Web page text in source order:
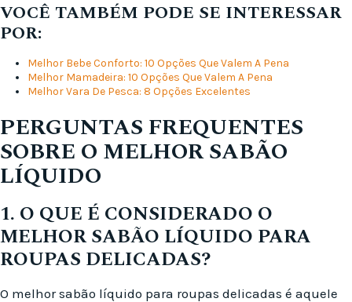
VOCÊ TAMBÉM PODE SE INTERESSAR
POR:
Melhor Bebe Conforto: 10 Opções Que Valem A Pena
Melhor Mamadeira: 10 Opções Que Valem A Pena
Melhor Vara De Pesca: 8 Opções Excelentes
PERGUNTAS FREQUENTES
SOBRE O MELHOR SABÃO
LÍQUIDO
1. O QUE É CONSIDERADO O
MELHOR SABÃO LÍQUIDO PARA
ROUPAS DELICADAS?
O melhor sabão líquido para roupas delicadas é aquele